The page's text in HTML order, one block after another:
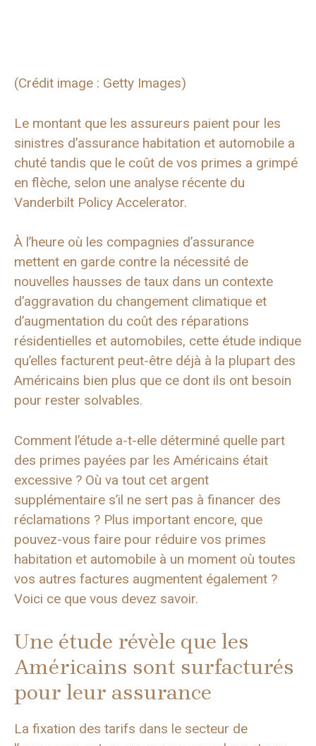
(Crédit image : Getty Images)
Le montant que les assureurs paient pour les
sinistres d’assurance habitation et automobile a
chuté tandis que le coût de vos primes a grimpé
en flèche, selon une analyse récente du
Vanderbilt Policy Accelerator.
À l’heure où les compagnies d’assurance
mettent en garde contre la nécessité de
nouvelles hausses de taux dans un contexte
d’aggravation du changement climatique et
d’augmentation du coût des réparations
résidentielles et automobiles, cette étude indique
qu’elles facturent peut-être déjà à la plupart des
Américains bien plus que ce dont ils ont besoin
pour rester solvables.
Comment l’étude a-t-elle déterminé quelle part
des primes payées par les Américains était
excessive ? Où va tout cet argent
supplémentaire s’il ne sert pas à financer des
réclamations ? Plus important encore, que
pouvez-vous faire pour réduire vos primes
habitation et automobile à un moment où toutes
vos autres factures augmentent également ?
Voici ce que vous devez savoir.
Une étude révèle que les
Américains sont surfacturés
pour leur assurance
La fixation des tarifs dans le secteur de